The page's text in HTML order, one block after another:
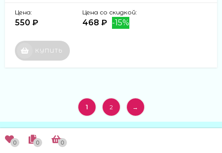
Цена:
550 ₽
Цена со скидкой:
468 ₽ -15%
КУПИТЬ
1 2 →
0 0 0